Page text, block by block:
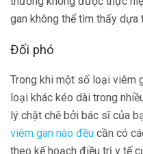
gan không thể tìm thấy dựa
Đối phó
Trong khi một số loại viêm
loại khác kéo dài trong
lý chặt chẽ bởi bác sĩ của
viêm gan nào đều cần có
theo kế hoạch điều trị y tế